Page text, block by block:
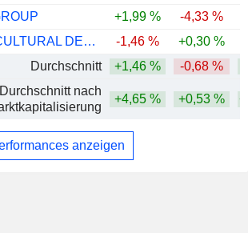
+1,99 %
-4,33 %
SHIFENG CULTURAL DEVELOPMENT CO., LTD.
-1,46 % +0,30 %
Durchschnitt
+1,46 % -0,68 %
nach
+4,65 % +0,53 %
anzeigen